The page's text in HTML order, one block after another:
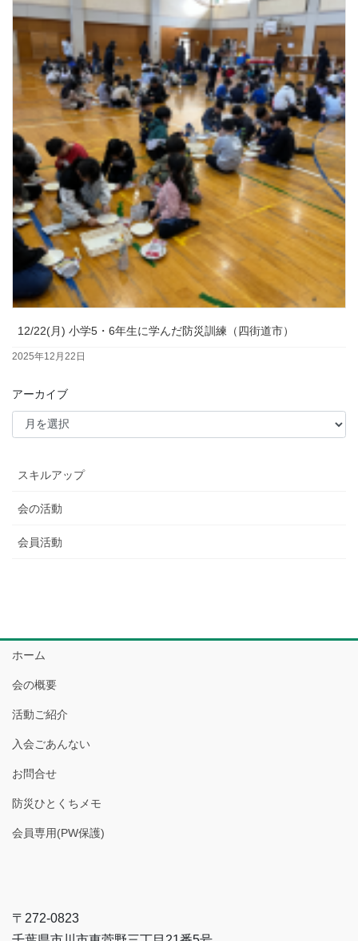
12/22(月) 小学5・6年生に学んだ防災訓練（四街道市）
2025年12月22日
アーカイブ
スキルアップ
会の活動
会員活動
ホーム
会の概要
活動ご紹介
入会ごあんない
お問合せ
防災ひとくちメモ
会員専用(PW保護)
〒272-0823